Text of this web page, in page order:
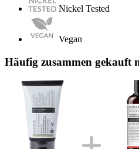
Nickel Tested
Vegan
Häufig zusammen gekauft